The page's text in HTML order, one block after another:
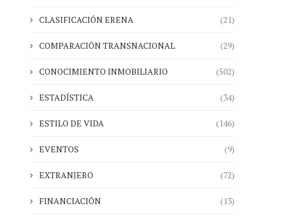
CLASIFICACIÓN ERENA (21)
COMPARACIÓN TRANSNACIONAL (29)
CONOCIMIENTO INMOBILIARIO (502)
ESTADÍSTICA (34)
ESTILO DE VIDA (146)
EVENTOS (9)
EXTRANJERO (72)
FINANCIACIÓN (13)